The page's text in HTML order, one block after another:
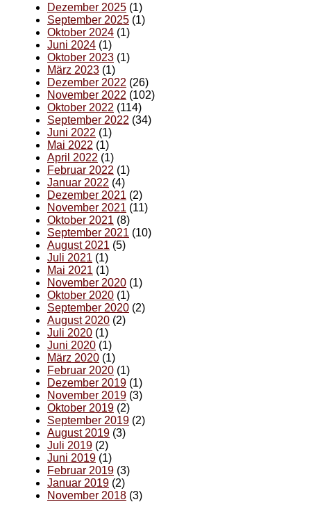
Dezember 2025 (1)
September 2025 (1)
Oktober 2024 (1)
Juni 2024 (1)
Oktober 2023 (1)
März 2023 (1)
Dezember 2022 (26)
November 2022 (102)
Oktober 2022 (114)
September 2022 (34)
Juni 2022 (1)
Mai 2022 (1)
April 2022 (1)
Februar 2022 (1)
Januar 2022 (4)
Dezember 2021 (2)
November 2021 (11)
Oktober 2021 (8)
September 2021 (10)
August 2021 (5)
Juli 2021 (1)
Mai 2021 (1)
November 2020 (1)
Oktober 2020 (1)
September 2020 (2)
August 2020 (2)
Juli 2020 (1)
Juni 2020 (1)
März 2020 (1)
Februar 2020 (1)
Dezember 2019 (1)
November 2019 (3)
Oktober 2019 (2)
September 2019 (2)
August 2019 (3)
Juli 2019 (2)
Juni 2019 (1)
Februar 2019 (3)
Januar 2019 (2)
November 2018 (3)